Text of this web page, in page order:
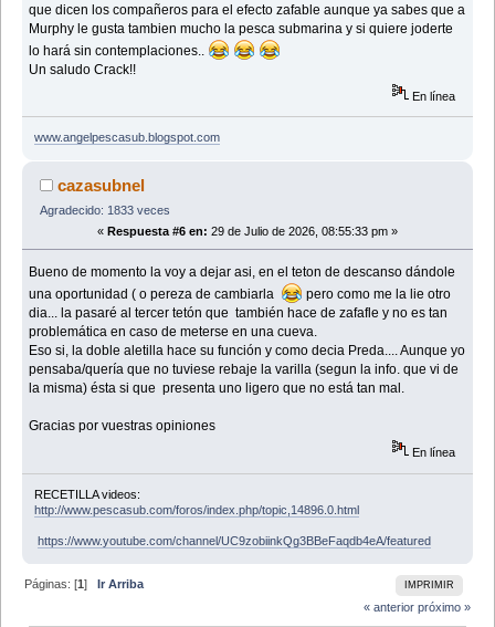
que dicen los compañeros para el efecto zafable aunque ya sabes que a
Murphy le gusta tambien mucho la pesca submarina y si quiere joderte
lo hará sin contemplaciones..
Un saludo Crack!!
En línea
www.angelpescasub.blogspot.com
cazasubnel
Agradecido: 1833 veces
« Respuesta #6 en: 29 de Julio de 2026, 08:55:33 pm »
Bueno de momento la voy a dejar asi, en el teton de descanso dándole
una oportunidad ( o pereza de cambiarla
pero como me la lie otro
dia... la pasaré al tercer tetón que también hace de zafafle y no es tan
problemática en caso de meterse en una cueva.
Eso si, la doble aletilla hace su función y como decia Preda.... Aunque yo
pensaba/quería que no tuviese rebaje la varilla (segun la info. que vi de
la misma) ésta si que presenta uno ligero que no está tan mal.
Gracias por vuestras opiniones
En línea
RECETILLA videos:
http://www.pescasub.com/foros/index.php/topic,14896.0.html
https://www.youtube.com/channel/UC9zobiinkQg3BBeFaqdb4eA/featured
IMPRIMIR
Páginas: [1]Ir Arriba
« anterior próximo »